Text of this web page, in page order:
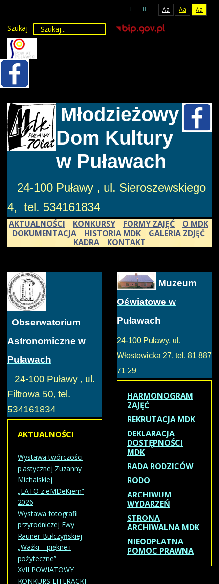
Aa Aa Aa
Szukaj
Młodzieżowy
Dom Kultury
w Puławach
24-100 Puławy , ul. Sieroszewskiego
4, tel. 534161834
AKTUALNOŚCI KONKURSY FORMY ZAJĘĆ
O MDK
DOKUMENTACJA
HISTORIA MDK
GALERIA ZDJĘĆ
KADRA
KONTAKT
Obserwatorium
Astronomiczne w
Puławach
24-100 Puławy , ul.
Filtrowa 50, tel.
534161834
AKTUALNOŚCI
Wystawa twórczości
plastycznej Zuzanny
Michalskiej
„LATO z eMDeKiem”
2026
Wystawa fotografii
przyrodniczej Ewy
Rauner-Bułczyńskiej
„Ważki – piękne i
pożyteczne”
XVII POWIATOWY
KONKURS LITERACKI
Muzeum
Oświatowe w
Puławach
24-100 Puławy, ul.
Włostowicka 27, tel. 81 887
71 29
HARMONOGRAM
ZAJĘĆ
REKRUTACJA MDK
DEKLARACJA
DOSTĘPNOŚCI
MDK
RADA RODZICÓW
RODO
ARCHIWUM
WYDARZEŃ
STRONA
ARCHIWALNA MDK
NIEODPŁATNA
POMOC PRAWNA